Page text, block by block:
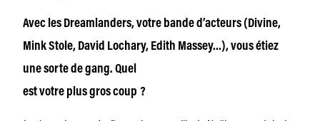
Avec les Dreamlanders, votre bande d’acteurs (Divine,
Mink Stole, David Lochary, Edith Massey…), vous étiez
une sorte de gang. Quel
est votre plus gros coup ?